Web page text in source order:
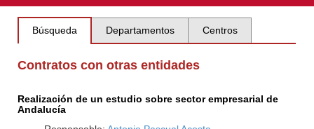
Búsqueda Departamentos Centros
Contratos con otras entidades
Realización de un estudio sobre sector empresarial de
Andalucía